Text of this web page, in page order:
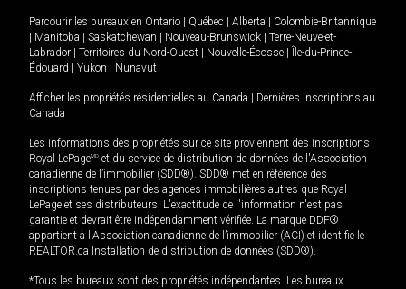
Parcourir les bureaux en Ontario Québec Alberta
Colombie-Britannique
Manitoba Saskatchewan Nouveau-Brunswick
Terre-Neuve-et-
Labrador
Territoires du Nord-Ouest Nouvelle-Écosse
Île-du-Prince-
Édouard
Yukon Nunavut
Afficher les propriétés résidentielles au Canada
Dernières inscriptions au
Canada
Les informations des propriétés sur ce site proviennent des inscriptions
Royal LePageMD et du service de distribution de données de l'Association
canadienne de l’immobilier (SDD®). SDD® met en référence des
inscriptions tenues par des agences immobilières autres que Royal
LePage et ses distributeurs. L'exactitude de l'information n'est pas
garantie et devrait être indépendamment vérifiée. La marque DDF®
appartient à l'Association canadienne de l’immobilier (ACI) et identifie le
REALTOR.ca Installation de distribution de données (SDD®).
*Tous les bureaux sont des propriétés indépendantes. Les bureaux